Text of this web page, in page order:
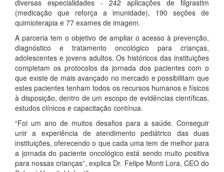
diversas especialidades - 242 aplicações de filgrastim
(medicação que reforça a imunidade), 190 seções de
quimioterapia e 77 exames de imagem.
A parceria tem o objetivo de ampliar o acesso à prevenção,
diagnóstico e tratamento oncológico para crianças,
adolescentes e jovens adultos. Os históricos das instituições
completam os protocolos da jornada dos pacientes com o
que existe de mais avançado no mercado e possibilitam que
estes pacientes tenham todos os recursos humanos e físicos
à disposição, dentro de um escopo de evidências científicas,
estudos clínicos e capacitação contínua.
“Foi um ano de muitos desafios para a saúde. Conseguir
unir a experiência de atendimento pediátrico das duas
instituições, oferecendo o que cada uma tem de melhor para
a jornada do paciente oncológico está sendo muito positiva
para nossas crianças”, explica Dr. Felipe Monti Lora, CEO do